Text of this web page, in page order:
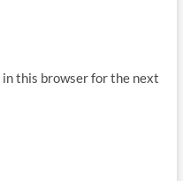
in this browser for the next